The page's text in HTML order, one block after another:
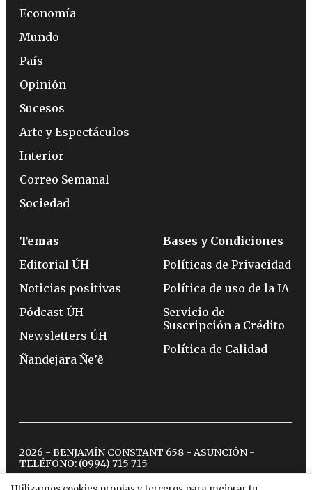
Economía
Mundo
País
Opinión
Sucesos
Arte y Espectáculos
Interior
Correo Semanal
Sociedad
Temas
Editorial ÚH
Noticias positivas
Pódcast ÚH
Newsletters ÚH
Ñandejara Ñe’ẽ
Bases y Condiciones
Políticas de Privacidad
Política de uso de la IA
Servicio de
Suscripción a Crédito
Política de Calidad
2026 - BENJAMÍN CONSTANT 658 - ASUNCIÓN -
TELÉFONO: (0994) 715 715